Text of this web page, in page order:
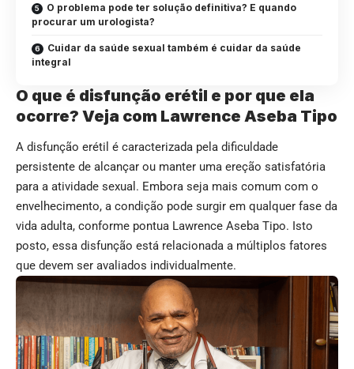
O problema pode ter solução definitiva? E quando
procurar um urologista?
Cuidar da saúde sexual também é cuidar da saúde
integral
O que é disfunção erétil e por que ela
ocorre? Veja com Lawrence Aseba Tipo
A disfunção erétil é caracterizada pela dificuldade
persistente de alcançar ou manter uma ereção satisfatória
para a atividade sexual. Embora seja mais comum com o
envelhecimento, a condição pode surgir em qualquer fase da
vida adulta, conforme pontua Lawrence Aseba Tipo. Isto
posto, essa disfunção está relacionada a múltiplos fatores
que devem ser avaliados individualmente.